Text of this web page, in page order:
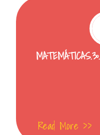
Read More >>